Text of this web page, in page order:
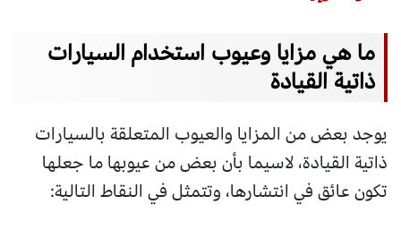
ما هي مزايا وعيوب استخدام السيارات
ذاتية القيادة
يوجد بعض من المزايا والعيوب المتعلقة بالسيارات
ذاتية القيادة، لاسيما بأن بعض من عيوبها ما جعلها
تكون عائق في انتشارها، وتتمثل في النقاط التالية: